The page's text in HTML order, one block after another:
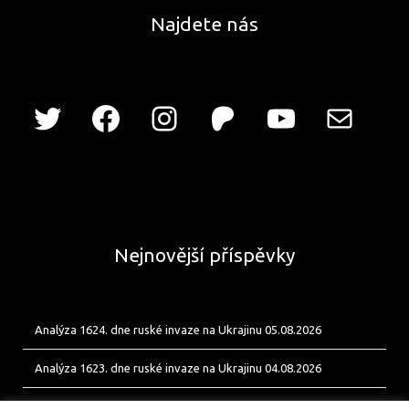
Najdete nás
Nejnovější příspěvky
Analýza 1624. dne ruské invaze na Ukrajinu 05.08.2026
Analýza 1623. dne ruské invaze na Ukrajinu 04.08.2026